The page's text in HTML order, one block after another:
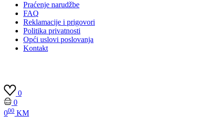
Praćenje narudžbe
FAQ
Reklamacije i prigovori
Politika privatnosti
Opći uslovi poslovanja
Kontakt
0
0
000 KM